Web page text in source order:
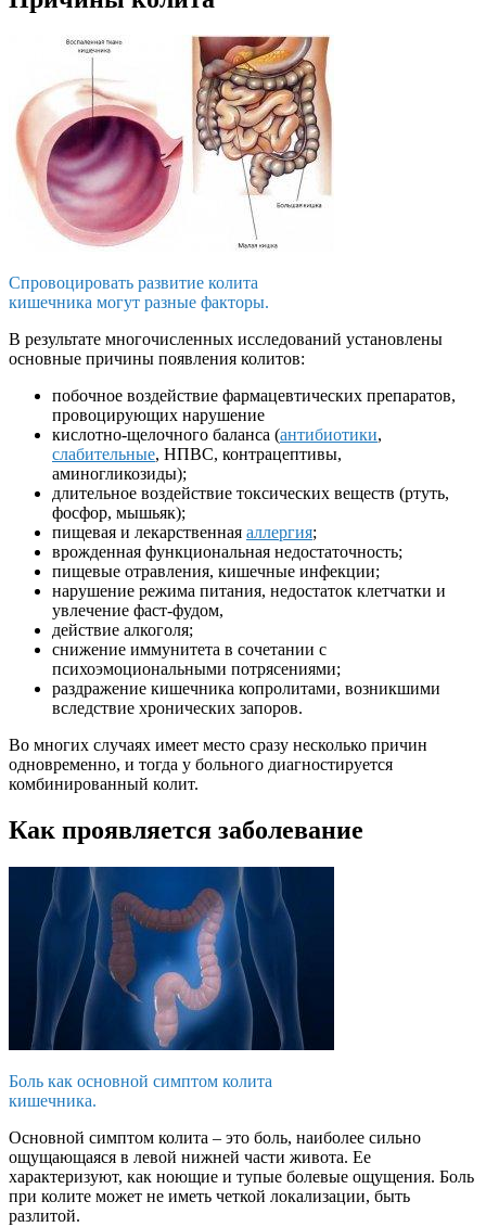
Спровоцировать развитие колита
кишечника могут разные факторы.
В результате многочисленных исследований установлены
основные причины появления колитов:
побочное воздействие фармацевтических препаратов,
провоцирующих нарушение
кислотно-щелочного баланса (антибиотики,
слабительные, НПВС, контрацептивы,
аминогликозиды);
длительное воздействие токсических веществ (ртуть,
фосфор, мышьяк);
пищевая и лекарственная аллергия;
врожденная функциональная недостаточность;
пищевые отравления, кишечные инфекции;
нарушение режима питания, недостаток клетчатки и
увлечение фаст-фудом,
действие алкоголя;
снижение иммунитета в сочетании с
психоэмоциональными потрясениями;
раздражение кишечника копролитами, возникшими
вследствие хронических запоров.
Во многих случаях имеет место сразу несколько причин
одновременно, и тогда у больного диагностируется
комбинированный колит.
Как проявляется заболевание
Боль как основной симптом колита
кишечника.
Основной симптом колита – это боль, наиболее сильно
ощущающаяся в левой нижней части живота. Ее
характеризуют, как ноющие и тупые болевые ощущения. Боль
при колите может не иметь четкой локализации, быть
разлитой.